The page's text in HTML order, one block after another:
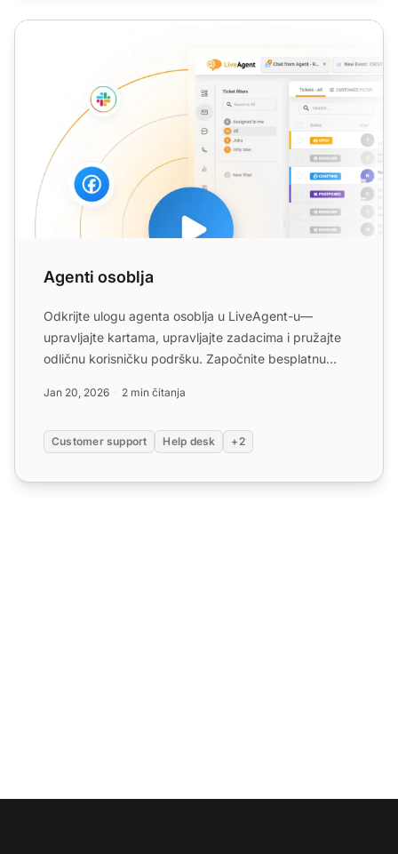
Agenti osoblja
Agenti osoblja
Odkrijte ulogu agenta osoblja u LiveAgent-u—
upravljajte kartama, upravljajte zadacima i pružajte
odličnu korisničku podršku. Započnite besplatnu
Jan 20, 2026 2 min čitanja
Customer support Help desk +2